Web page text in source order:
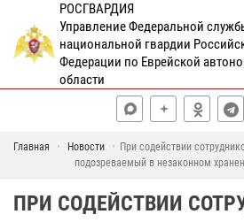
РОСГВАРДИЯ
Управление Федеральной
национальной гвардии
Федерации по Еврейской
области
Главная Новости
При содействии
подозреваемый в незаконном
ПРИ СОДЕЙСТВИИ